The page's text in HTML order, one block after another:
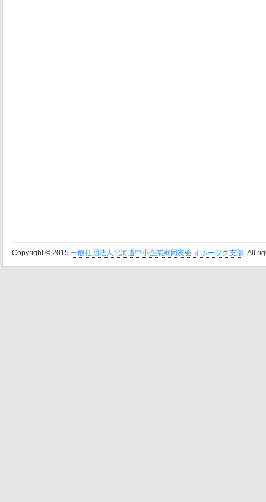
Copyright © 2015 一般社団法人北海道中小企業家同友会 オホーツク支部. All